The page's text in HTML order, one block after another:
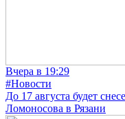
Вчера в 19:29
#Новости
До 17 августа будет
Ломоносова в Рязани